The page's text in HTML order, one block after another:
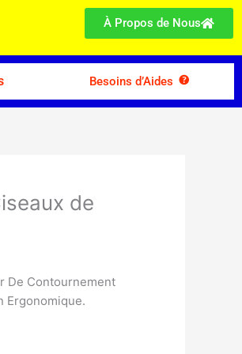
À Propos de Nous
Besoins d’Aides
de
De Contournement
Ergonomique.